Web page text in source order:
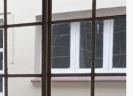
Sáb
15
Ago
Dom
Ago